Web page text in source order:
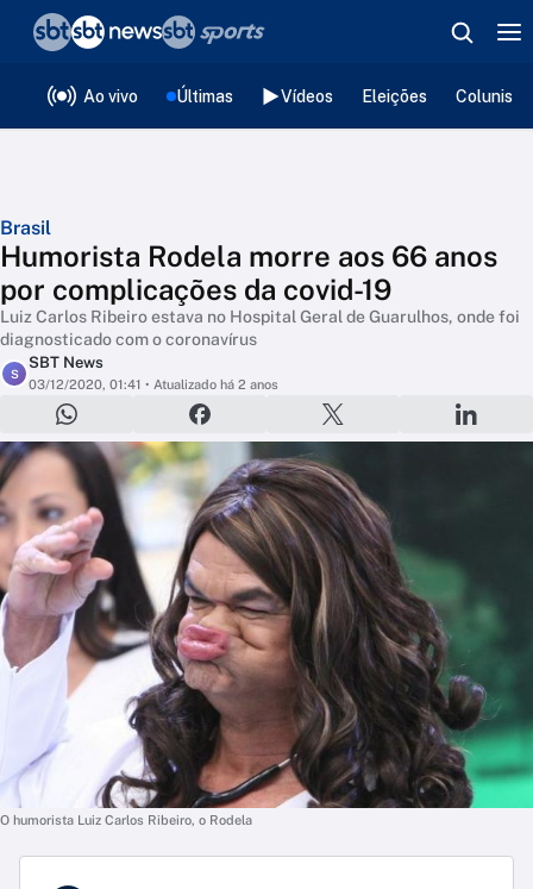
Ao vivo Últimas Vídeos Eleições
Brasil
Humorista Rodela morre aos 66 anos
por complicações da covid-19
Luiz Carlos Ribeiro estava no Hospital Geral de Guarulhos, onde foi
diagnosticado com o coronavírus
S
SBT News
03/12/2020, 01:41 • Atualizado há 2 anos
O humorista Luiz Carlos Ribeiro, o Rodela
❮voltar
Editorias